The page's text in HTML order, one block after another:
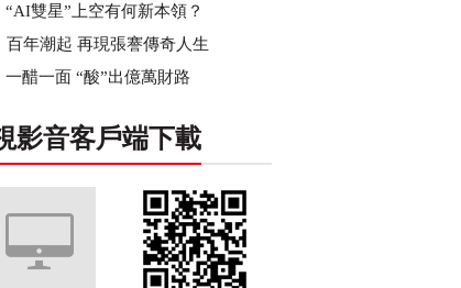
“AI雙星”上空有何新本領？
百年潮起 再現張謇傳奇人生
一醋一面 “酸”出億萬財路
影音客戶端下載